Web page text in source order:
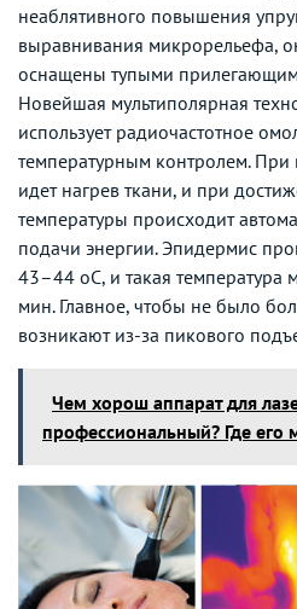
неаблятивного повышения
выравнивания микрорельефа,
оснащены тупыми
Новейшая мультиполярная
использует радиочастотное
температурным контролем.
идет нагрев ткани, и при
температуры происходит
подачи энергии. Эпидермис
43–44 оС, и такая температура
мин. Главное, чтобы не было
возникают из-за пикового
Чем хорош аппарат для
профессиональный? Где его